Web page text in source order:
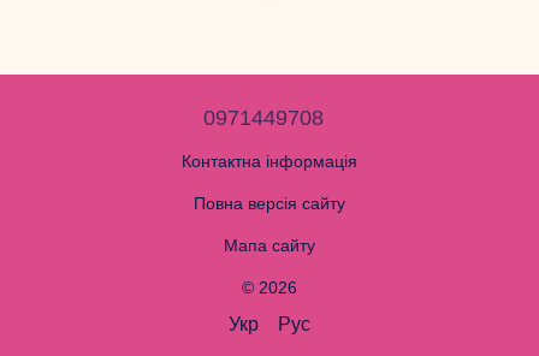
0971449708
Контактна інформація
Повна версія сайту
Мапа сайту
© 2026
Укр Рус